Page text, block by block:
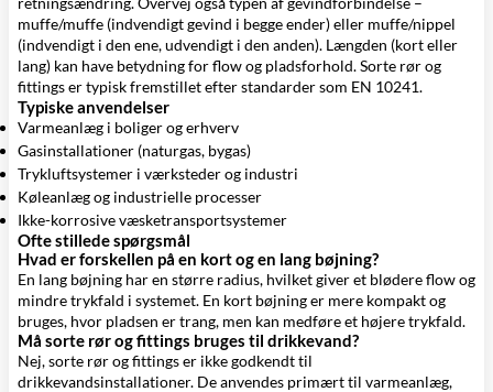
muffe/muffe (indvendigt gevind i begge ender) eller muffe/nippel
(indvendigt i den ene, udvendigt i den anden). Længden (kort eller
lang) kan have betydning for flow og pladsforhold. Sorte rør og
fittings er typisk fremstillet efter standarder som EN 10241.
Typiske anvendelser
Varmeanlæg i boliger og erhverv
Gasinstallationer (naturgas, bygas)
Trykluftsystemer i værksteder og industri
Køleanlæg og industrielle processer
Ikke-korrosive væsketransportsystemer
Ofte stillede spørgsmål
Hvad er forskellen på en kort og en lang bøjning?
En lang bøjning har en større radius, hvilket giver et blødere flow og
mindre trykfald i systemet. En kort bøjning er mere kompakt og
bruges, hvor pladsen er trang, men kan medføre et højere trykfald.
Må sorte rør og fittings bruges til drikkevand?
Nej, sorte rør og fittings er ikke godkendt til
drikkevandsinstallationer. De anvendes primært til varmeanlæg,